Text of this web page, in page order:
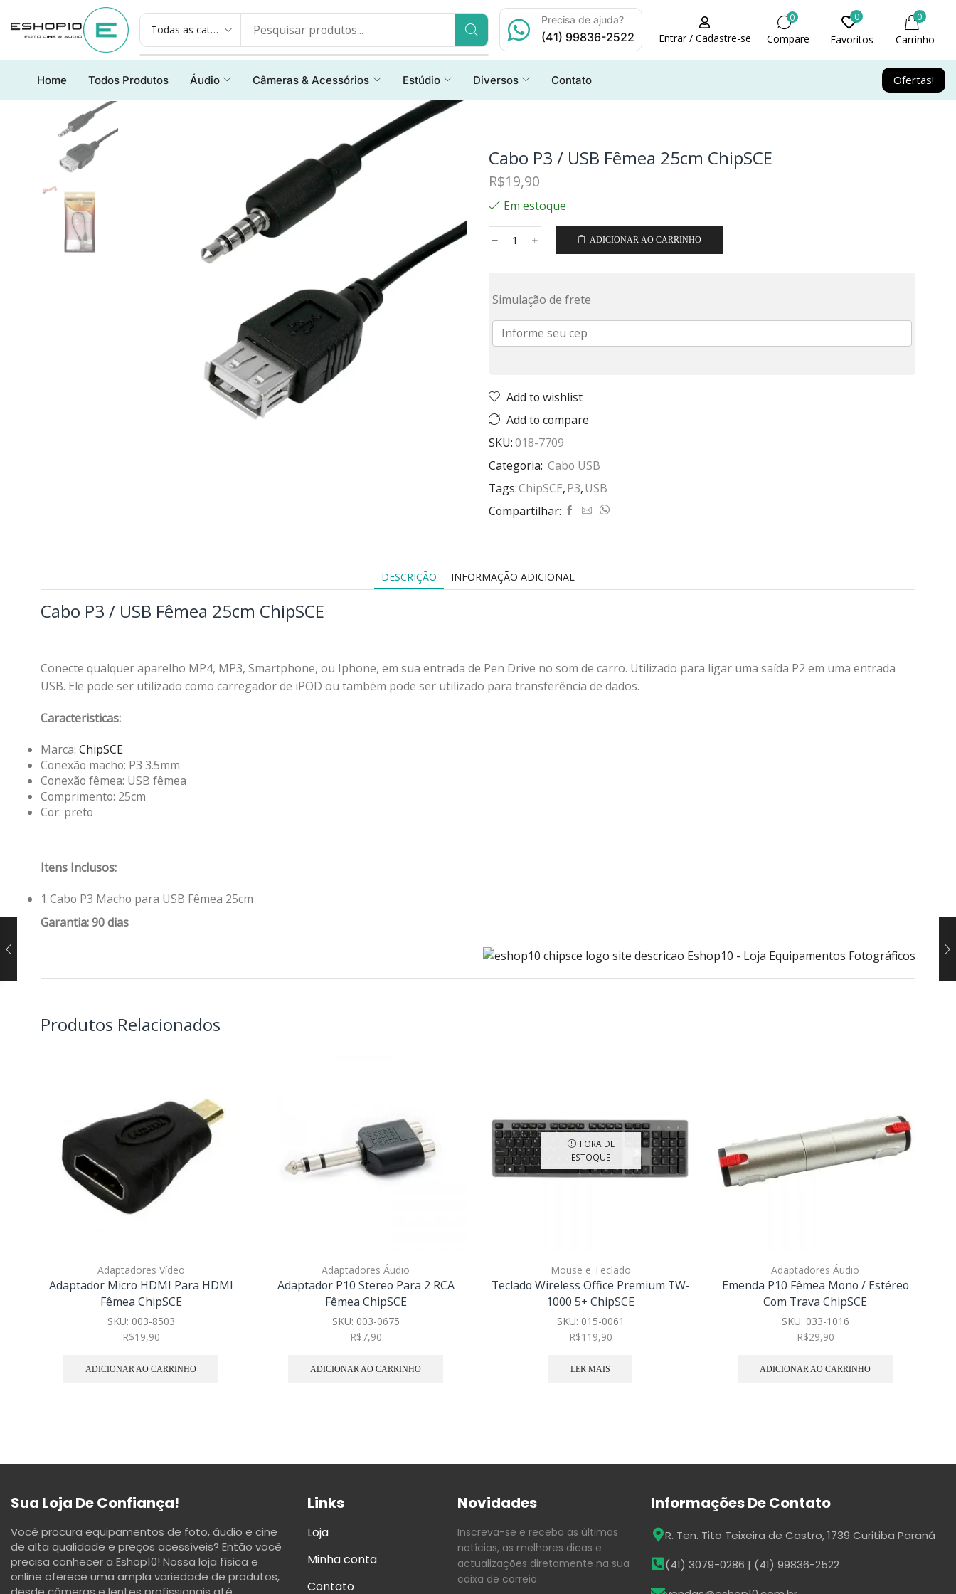
Precisa de ajuda?
(41) 99836-2522 Entrar / Cadastre-se
0
Compare
0
Favoritos
0
Carrinho
Home Todos Produtos Áudio Câmeras & Acessórios Estúdio Diversos Contato Ofertas!
Cabo P3 / USB Fêmea 25cm ChipSCE
R$19,90
Em estoque
ADICIONAR AO CARRINHO
Simulação de frete
Add to wishlist
Add to compare
SKU:018-7709
Categoria: Cabo USB
Tags:ChipSCE,P3,USB
Compartilhar:
DESCRIÇÃO INFORMAÇÃO ADICIONAL
Cabo P3 / USB Fêmea 25cm ChipSCE
Conecte qualquer aparelho MP4, MP3, Smartphone, ou Iphone, em sua entrada de Pen Drive no som de carro. Utilizado para ligar uma saída P2 em uma entrada
USB. Ele pode ser utilizado como carregador de iPOD ou também pode ser utilizado para transferência de dados.
Caracteristicas:
Marca: ChipSCE
Conexão macho: P3 3.5mm
Conexão fêmea: USB fêmea
Comprimento: 25cm
Cor: preto
Itens Inclusos:
1 Cabo P3 Macho para USB Fêmea 25cm
Garantia: 90 dias
Produtos Relacionados
Adaptadores Vídeo
Adaptador Micro HDMI Para HDMI
Fêmea ChipSCE
SKU: 003-8503
R$19,90
ADICIONAR AO CARRINHO
Adaptadores Áudio
Adaptador P10 Stereo Para 2 RCA
Fêmea ChipSCE
SKU: 003-0675
R$7,90
ADICIONAR AO CARRINHO
FORA DE
ESTOQUE
Mouse e Teclado
Teclado Wireless Office Premium TW-
1000 5+ ChipSCE
SKU: 015-0061
R$119,90
LER MAIS
Adaptadores Áudio
Emenda P10 Fêmea Mono / Estéreo
Com Trava ChipSCE
SKU: 033-1016
R$29,90
ADICIONAR AO CARRINHO
Sua Loja De Confiança!
Você procura equipamentos de foto, áudio e cine
de alta qualidade e preços acessíveis? Então você
precisa conhecer a Eshop10! Nossa loja física e
online oferece uma ampla variedade de produtos,
Links
Loja
Minha conta
Contato
Novidades
Inscreva-se e receba as últimas
notícias, as melhores dicas e
actualizações diretamente na sua
caixa de correio.
Informações De Contato
R. Ten. Tito Teixeira de Castro, 1739 Curitiba Paraná
(41) 3079-0286 | (41) 99836-2522